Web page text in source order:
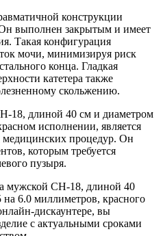
конструкции
Он выполнен закрытым и имеет
Такая конфигурация
мочи, минимизируя риск
конца. Гладкая
катетера также
скольжению.
18, длиной 40 см и диаметром
исполнении, является
процедур. Он
которым требуется
пузыря.
мужской CH-18, длиной 40
6.0 миллиметров, красного
дискаунтере, вы
с актуальными сроками